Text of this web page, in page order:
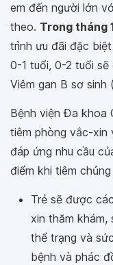
em đến người lớn
theo. Trong tháng
trình ưu đãi đặc
0-1 tuổi, 0-2 tuổi sẽ
Viêm gan B sơ sinh
Bệnh viện Đa khoa
tiêm phòng vắc-xin
đáp ứng nhu cầu
điểm khi tiêm
Trẻ sẽ được
xin thăm
thể trạng và
bệnh và phác